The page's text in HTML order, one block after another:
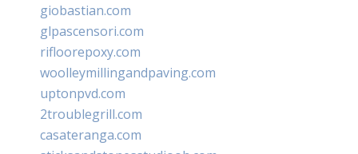
giobastian.com
glpascensori.com
rifloorepoxy.com
woolleymillingandpaving.com
uptonpvd.com
2troublegrill.com
casateranga.com